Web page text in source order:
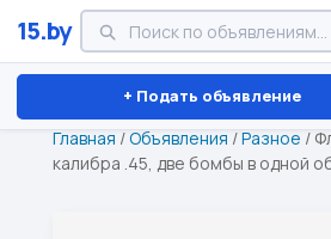
15.by
+ Подать объявление
Минск Витебск Брест
Главная /Объявления /Разное /
калибра .45, две бомбы в одной